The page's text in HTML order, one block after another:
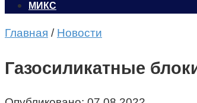
МИКС
Главная / Новости
Газосиликатные